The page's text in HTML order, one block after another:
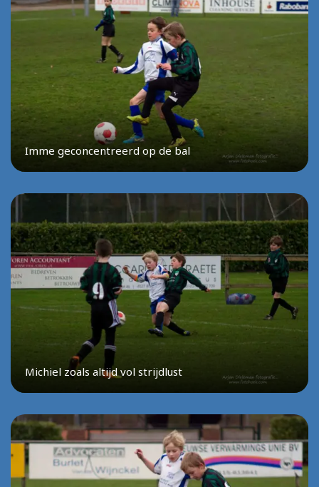
Imme geconcentreerd op de bal
Michiel zoals altijd vol strijdlust